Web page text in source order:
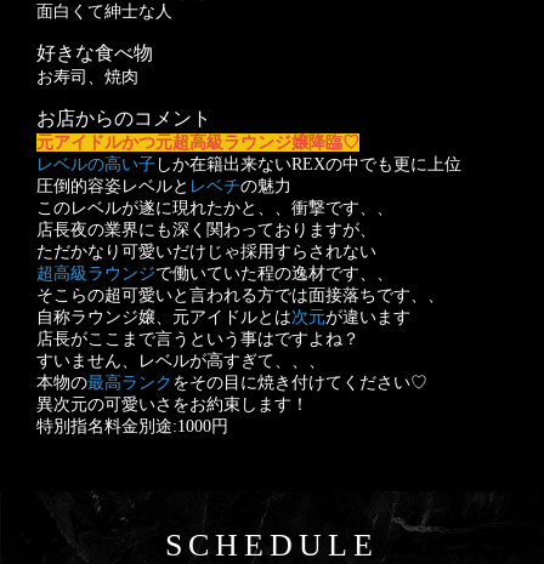
面白くて紳士な人
好きな食べ物
お寿司、焼肉
お店からのコメント
元アイドルかつ元超高級ラウンジ嬢降臨♡
レベルの高い子 しか在籍出来ないREXの中でも更に上位
圧倒的容姿レベルと レベチの魅力
このレベルが遂に現れたかと、、衝撃です、、
店長夜の業界にも深く関わっておりますが、
ただかなり可愛いだけじゃ採用すらされない
超高級ラウンジで働いていた程の逸材です、、
そこらの超可愛いと言われる方では面接落ちです、、
自称ラウンジ嬢、元アイドルとは次元が違います
店長がここまで言うという事はですよね？
すいません、レベルが高すぎて、、、
本物の最高ランク をその目に焼き付けてください♡
異次元の可愛いさをお約束します！
特別指名料金別途:1000円
SCHEDULE